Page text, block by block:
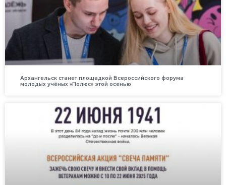
Архангельск станет площадкой Всероссийского форума
молодых учёных «Полюс» этой осенью